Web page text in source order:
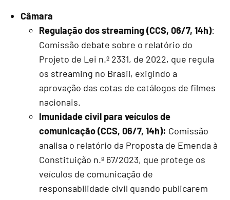
Câmara
Regulação dos streaming (CCS, 06/7, 14h):
Comissão debate sobre o relatório do
Projeto de Lei n.º 2331, de 2022, que regula
os streaming no Brasil, exigindo a
aprovação das cotas de catálogos de filmes
nacionais.
Imunidade civil para veículos de
comunicação (CCS, 06/7, 14h): Comissão
analisa o relatório da Proposta de Emenda à
Constituição n.º 67/2023, que protege os
veículos de comunicação de
responsabilidade civil quando publicarem